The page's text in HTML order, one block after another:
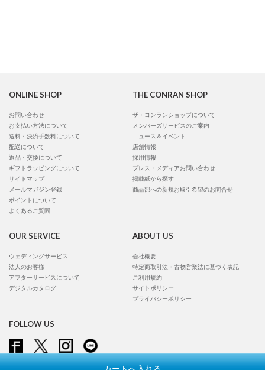
ONLINE SHOP
お問い合わせ
お支払い方法について
送料・決済手数料について
配送について
返品・交換について
ギフトラッピングについて
サイトマップ
メールマガジン登録
ポイントについて
よくあるご質問
THE CONRAN SHOP
ザ・コンランショップについて
メンバーズサービスのご案内
ニュース＆イベント
店舗情報
採用情報
プレス・メディアお問い合わせ
掲載紙から探す
商品部への新規お取引希望のお問合せ
OUR SERVICE
ウェディングサービス
法人のお客様
アフターサービスについて
デジタルカタログ
ABOUT US
会社概要
特定商取引法・古物営業法に基づく表記
ご利用規約
サイトポリシー
プライバシーポリシー
FOLLOW US